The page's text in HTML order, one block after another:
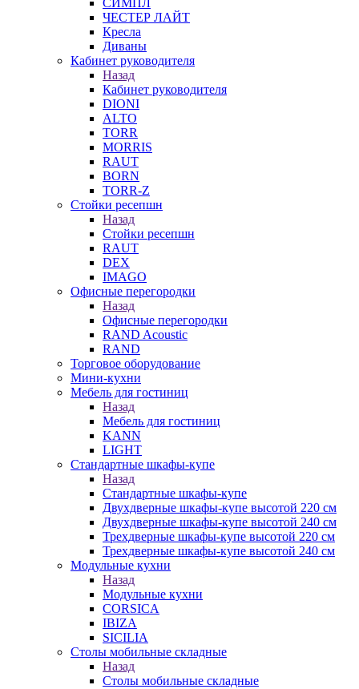
СИМПЛ
ЧЕСТЕР ЛАЙТ
Кресла
Диваны
Кабинет руководителя
Назад
Кабинет руководителя
DIONI
ALTO
TORR
MORRIS
RAUT
BORN
TORR-Z
Стойки ресепшн
Назад
Стойки ресепшн
RAUT
DEX
IMAGO
Офисные перегородки
Назад
Офисные перегородки
RAND Acoustic
RAND
Торговое оборудование
Мини-кухни
Мебель для гостиниц
Назад
Мебель для гостиниц
KANN
LIGHT
Стандартные шкафы-купе
Назад
Стандартные шкафы-купе
Двухдверные шкафы-купе высотой 220 см
Двухдверные шкафы-купе высотой 240 см
Трехдверные шкафы-купе высотой 220 см
Трехдверные шкафы-купе высотой 240 см
Модульные кухни
Назад
Модульные кухни
CORSICA
IBIZA
SICILIA
Столы мобильные складные
Назад
Столы мобильные складные